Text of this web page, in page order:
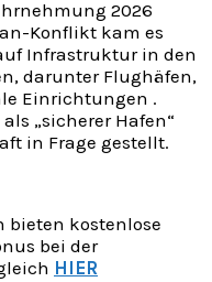
2026
Konflikt kam es
Infrastruktur in den
darunter Flughäfen,
Einrichtungen .
„sicherer Hafen“
in Frage gestellt.
bieten kostenlose
bei der
HIER